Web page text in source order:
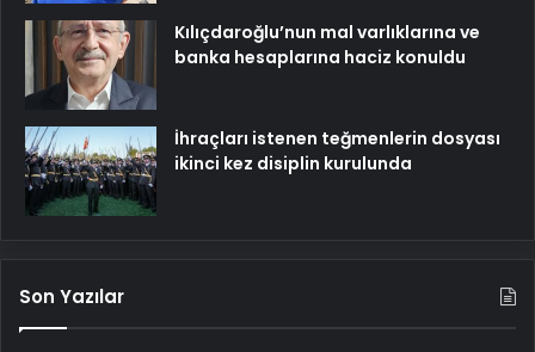
Kılıçdaroğlu’nun mal varlıklarına ve
banka hesaplarına haciz konuldu
İhraçları istenen teğmenlerin dosyası
ikinci kez disiplin kurulunda
Son Yazılar